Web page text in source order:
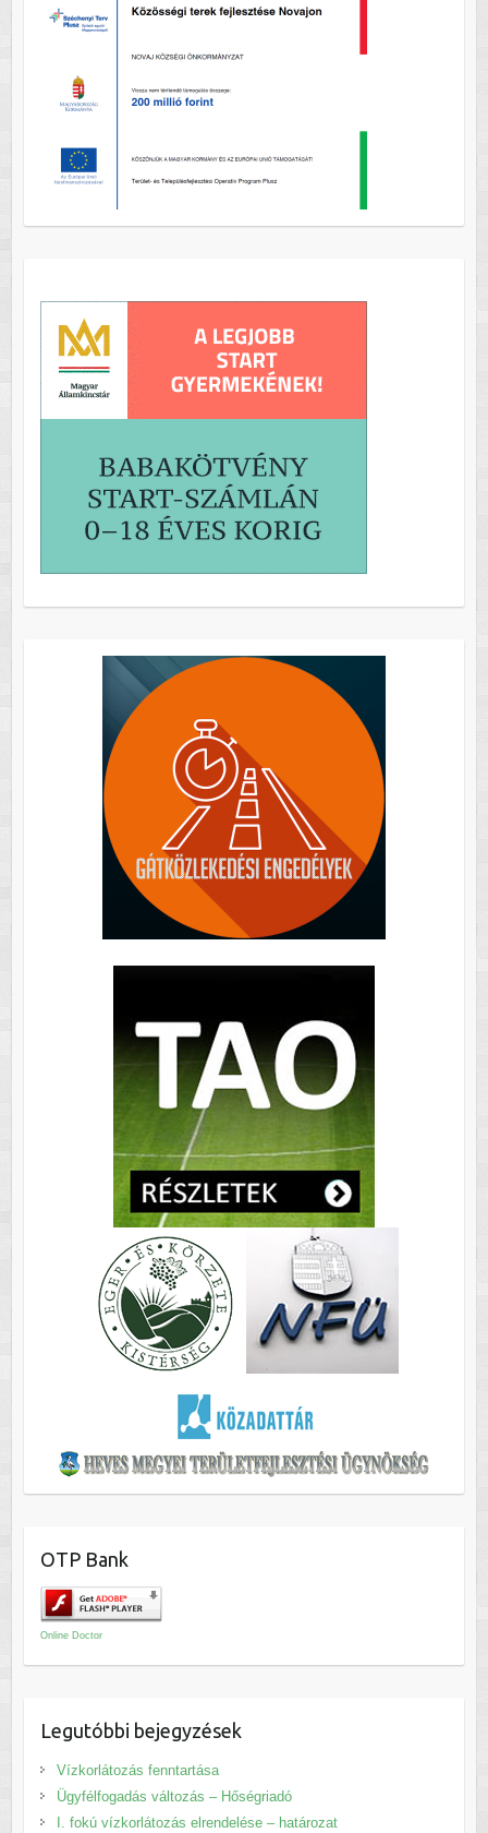
OTP Bank
Online Doctor
Legutóbbi bejegyzések
Vízkorlátozás fenntartása
Ügyfélfogadás változás – Hőségriadó
I. fokú vízkorlátozás elrendelése – határozat